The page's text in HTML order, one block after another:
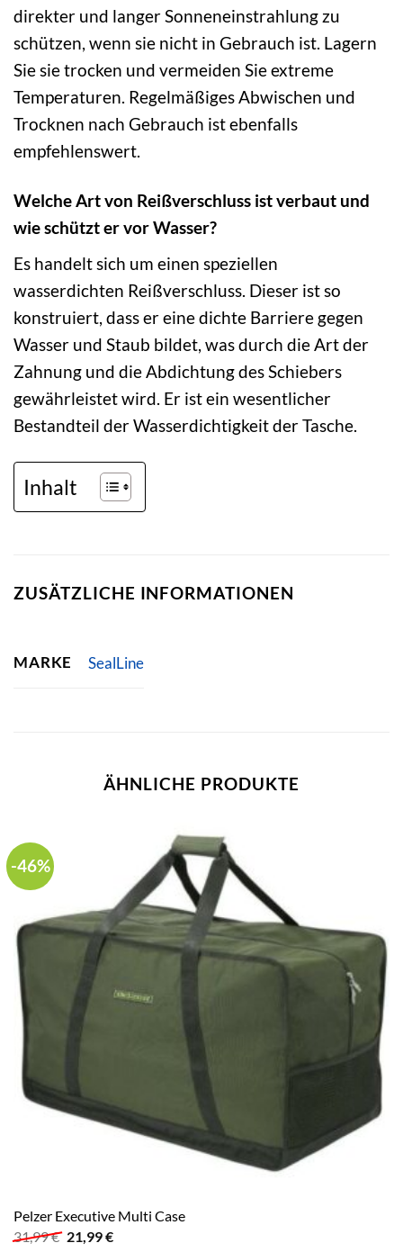
direkter und langer Sonneneinstrahlung zu
schützen, wenn sie nicht in Gebrauch ist. Lagern
Sie sie trocken und vermeiden Sie extreme
Temperaturen. Regelmäßiges Abwischen und
Trocknen nach Gebrauch ist ebenfalls
empfehlenswert.
Welche Art von Reißverschluss ist verbaut und
wie schützt er vor Wasser?
Es handelt sich um einen speziellen
wasserdichten Reißverschluss. Dieser ist so
konstruiert, dass er eine dichte Barriere gegen
Wasser und Staub bildet, was durch die Art der
Zahnung und die Abdichtung des Schiebers
gewährleistet wird. Er ist ein wesentlicher
Bestandteil der Wasserdichtigkeit der Tasche.
Inhalt
ZUSÄTZLICHE INFORMATIONEN
MARKE SealLine
ÄHNLICHE PRODUKTE
-46%
Pelzer Executive Multi Case
31,99€ Ursprünglicher
21,99€Aktueller